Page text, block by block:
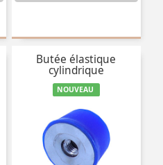
Butée élastique
cylindrique
NOUVEAU